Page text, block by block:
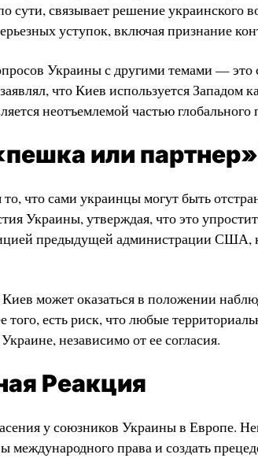
сути, связывает решение украинского
уступок, включая признание
Украины с другими темами — это
что Киев используется Западом
неотъемлемой частью
или
что сами украинцы могут быть
Украины, утверждая, что это
предыдущей администрации США,
может оказаться в положении
того, есть риск, что любые
независимо от ее согласия.
Реакция
у союзников Украины в Европе.
международного права и создать